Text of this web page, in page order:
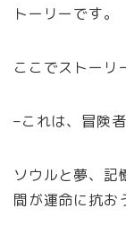
トーリーです。
ここでストーリ
–これは、冒険
ソウルと夢、記
間が運命に抗